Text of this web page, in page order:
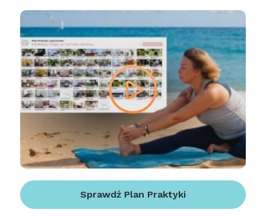
Sprawdź Plan Praktyki